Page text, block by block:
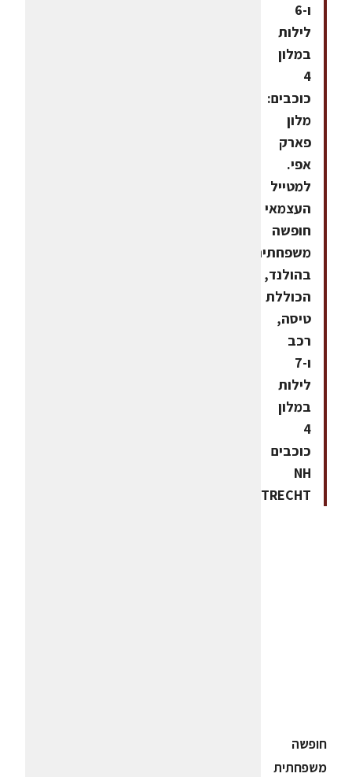
ו-6
לילות
במלון
4
כוכבים:
מלון
פארק
אפי.
למטייל
העצמאי
חופשה
משפחתית
בהולנד,
הכוללת
טיסה,
רכב
ו-7
לילות
במלון
4
כוכבים
NH
UTRECHT
חופשה
משפחתית